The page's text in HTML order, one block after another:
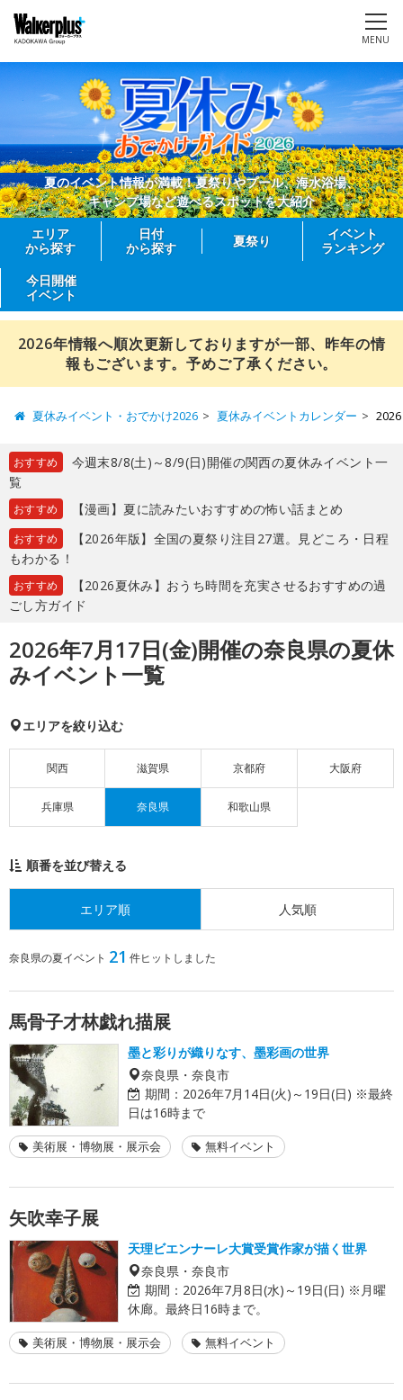
MENU
夏のイベント情報が満載！夏祭りやプール、海水浴場、
キャンプ場など遊べるスポットを大紹介
エリア
から探す
日付
から探す
夏祭り
イベント
ランキング
今日開催
イベント
2026年情報へ順次更新しておりますが一部、昨年の情
報もございます。予めご了承ください。
夏休みイベント・おでかけ2026 夏休みイベントカレンダー
おすすめ
今週末8/8(土)～8/9(日)開催の関西の夏休みイベント一
覧
おすすめ 【漫画】夏に読みたいおすすめの怖い話まとめ
おすすめ
【2026年版】全国の夏祭り注目27選。見どころ・日程
もわかる！
おすすめ
【2026夏休み】おうち時間を充実させるおすすめの過
ごし方ガイド
2026年7月17日(金)開催の奈良県の夏休
みイベント一覧
エリアを絞り込む
関西 滋賀県 京都府 大阪府
兵庫県 奈良県 和歌山県
順番を並び替える
エリア順 人気順
奈良県の夏イベント 21 件ヒットしました
馬骨子才林戯れ描展
墨と彩りが織りなす、墨彩画の世界
奈良県・奈良市
期間： 2026年7月14日(火)～19日(日) ※最終
日は16時まで
美術展・博物展・展示会 無料イベント
矢吹幸子展
天理ビエンナーレ大賞受賞作家が描く世界
奈良県・奈良市
期間： 2026年7月8日(水)～19日(日) ※月曜
休廊。最終日16時まで。
美術展・博物展・展示会 無料イベント